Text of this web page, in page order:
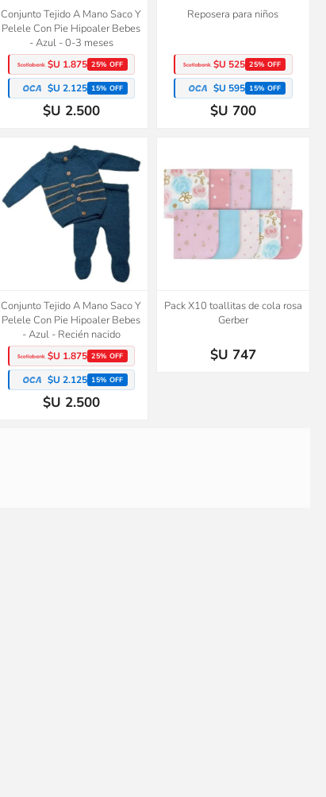
Conjunto Tejido A Mano Saco Y
Pelele Con Pie Hipoaler Bebes
- Azul - 0-3 meses
$U 1.875 25% OFF
$U 2.125 15% OFF
$U 2.500
Reposera para niños
$U 525 25% OFF
$U 595 15% OFF
$U 700
Conjunto Tejido A Mano Saco Y
Pelele Con Pie Hipoaler Bebes
- Azul - Recién nacido
$U 1.875 25% OFF
$U 2.125 15% OFF
$U 2.500
Pack X10 toallitas de cola rosa
Gerber
$U 747